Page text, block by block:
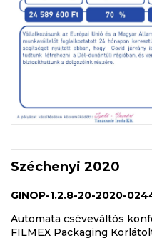
Széchenyi 2020
GINOP-1.2.8-20-2020-
Automata cséveváltós
FILMEX Packaging